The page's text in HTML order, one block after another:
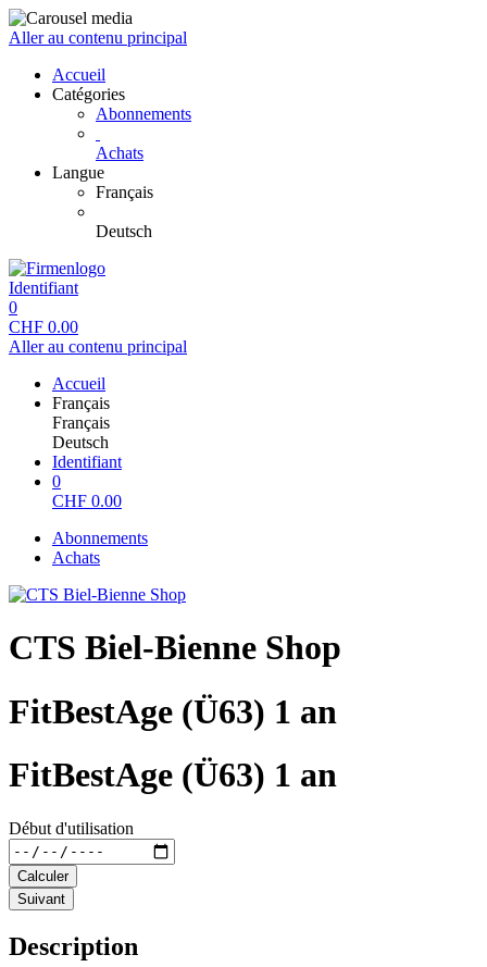
Aller au contenu principal
Accueil
Catégories
Abonnements
Achats
Langue
Français
Deutsch
Identifiant
0
CHF 0.00
Aller au contenu principal
Accueil
Français
Français
Deutsch
Identifiant
0
CHF 0.00
Abonnements
Achats
CTS Biel-Bienne Shop
FitBestAge (Ü63) 1 an
FitBestAge (Ü63) 1 an
Début d'utilisation
Calculer
Suivant
Description